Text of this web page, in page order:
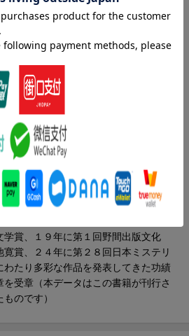
で見覚えのない女性の名前が書かれた
い、親友とともにその人物のことを調
議な“力”を持つ女性、羽原円華に出会
する中、事情を知った円華に導かれ、
探り始める。
データベースより）
）
８５年『放課後』で第３１回江戸川乱
９年『秘密』で第５２回日本推理作家
者Ｘの献身』で第１３４回直木賞、１
』で第７回中央公論文芸賞、１３年
学賞、１９年に第１回野間出版文化
賞、２４年に第２８回日本ミステリ
わたり多彩な作品を発表してきた功績
受章（本データはこの書籍が刊行さ
のです）